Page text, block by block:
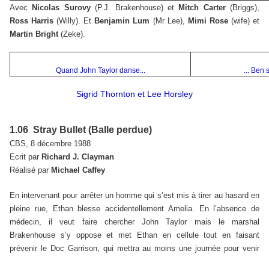
Avec Nicolas Surovy(P.J. Brakenhouse) et Mitch Carter (Briggs),
Ross Harris(Willy). Et Benjamin Lum (Mr Lee), Mimi Rose (wife) et
Martin Bright (Zeke).
Quand John Taylor danse... ... Ben
Sigrid Thornton et Lee Horsley
1.06 Stray Bullet (Balle perdue)
CBS, 8 décembre 1988
Ecrit par Richard J. Clayman
Réalisé par Michael Caffey
En intervenant pour arrêter un homme qui s’est mis à tirer au hasard en
pleine rue, Ethan blesse accidentellement Amelia. En l’absence de
médecin, il veut faire chercher John Taylor mais le marshal
Brakenhouse s’y oppose et met Ethan en cellule tout en faisant
prévenir le Doc Garrison, qui mettra au moins une journée pour venir